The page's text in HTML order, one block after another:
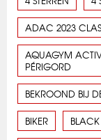
ADAC 2023
AQUAGYM
PÉRIGORD
BEKROOND BIJ
BIKER